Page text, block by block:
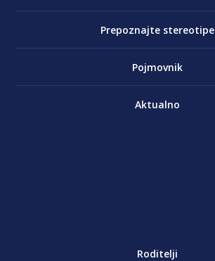
Prepoznajte stereotipe
Pojmovnik
Aktualno
Roditelji